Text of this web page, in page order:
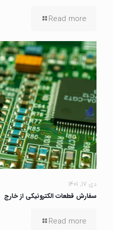
Read more
دی 17, 1401
سفارش قطعات الکترونیکی از خارج
Read more